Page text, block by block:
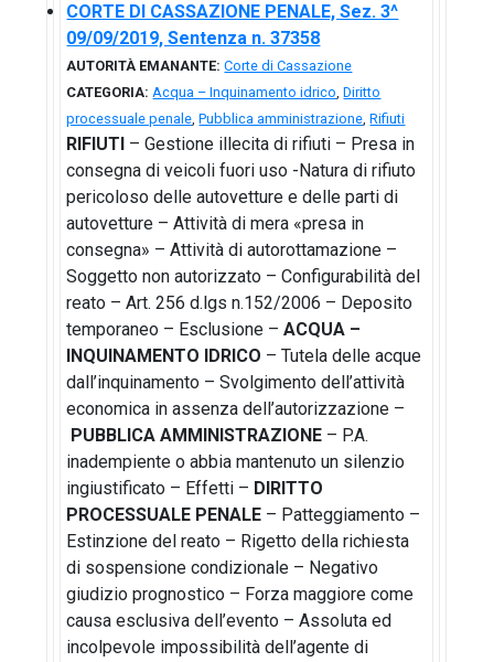
CORTE DI CASSAZIONE PENALE, Sez. 3^
09/09/2019, Sentenza n. 37358
AUTORITÀ EMANANTE: Corte di Cassazione
CATEGORIA: Acqua – Inquinamento idrico,Diritto
processuale penale,Pubblica amministrazione,Rifiuti
RIFIUTI – Gestione illecita di rifiuti – Presa in
consegna di veicoli fuori uso -Natura di rifiuto
pericoloso delle autovetture e delle parti di
autovetture – Attività di mera «presa in
consegna» – Attività di autorottamazione –
Soggetto non autorizzato – Configurabilità del
reato – Art. 256 d.lgs n.152/2006 – Deposito
temporaneo – Esclusione –ACQUA –
INQUINAMENTO IDRICO – Tutela delle acque
dall’inquinamento – Svolgimento dell’attività
economica in assenza dell’autorizzazione –
PUBBLICA AMMINISTRAZIONE – P.A.
inadempiente o abbia mantenuto un silenzio
ingiustificato – Effetti – DIRITTO
PROCESSUALE PENALE – Patteggiamento –
Estinzione del reato – Rigetto della richiesta
di sospensione condizionale – Negativo
giudizio prognostico – Forza maggiore come
causa esclusiva dell’evento – Assoluta ed
incolpevole impossibilità dell’agente di